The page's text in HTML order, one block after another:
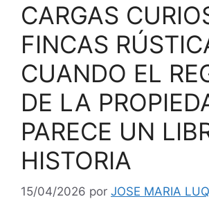
CARGAS
FINCAS
CUANDO EL
DE LA
PARECE UN
HISTORIA
15/04/2026 por JOSE MARIA